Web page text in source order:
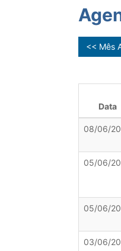
<< Mês
Data
08/06/
05/06/
05/06/
03/06/